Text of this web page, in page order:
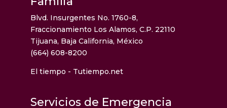
Blvd. Insurgentes No. 1760-8,
Fraccionamiento Los Alamos, C.P. 22110
Tijuana, Baja California, México
(664) 608-8200
El tiempo - Tutiempo.net
Servicios de Emergencia